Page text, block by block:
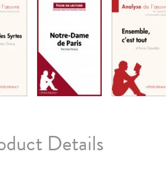
Details